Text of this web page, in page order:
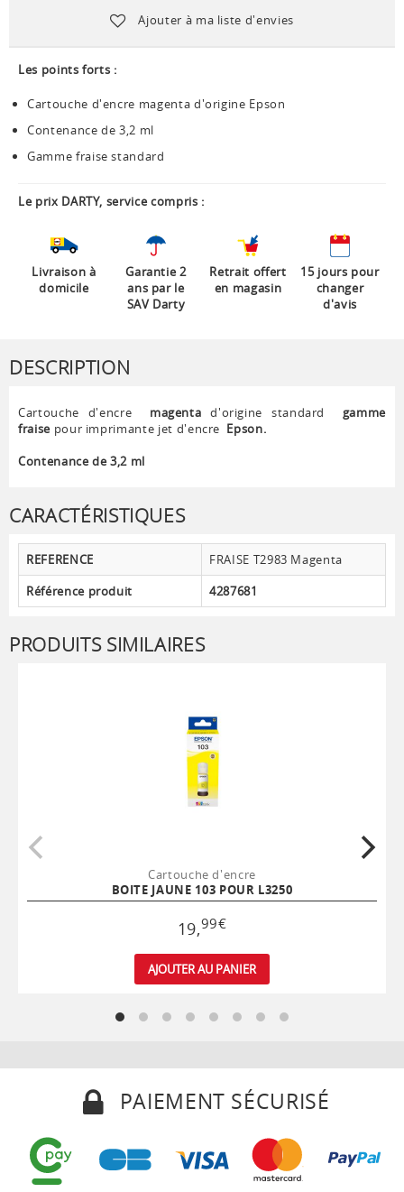
Ajouter à ma liste d'envies
Les points forts :
Cartouche d'encre magenta d'origine Epson
Contenance de 3,2 ml
Gamme fraise standard
Le prix DARTY, service compris :
Livraison à
domicile
Garantie 2
ans par le
SAV Darty
Retrait offert
en magasin
15 jours pour
changer
d'avis
DESCRIPTION
Cartouche d'encre magenta d'origine standard gamme
fraisepour imprimante jet d'encre Epson.
Contenance de 3,2 ml
CARACTÉRISTIQUES
REFERENCE
FRAISE T2983 Magenta
Référence produit
4287681
PRODUITS SIMILAIRES
Cartouche d'encre
BOITE JAUNE 103 POUR L3250
19,99€
AJOUTER AU PANIER
PAIEMENT SÉCURISÉ